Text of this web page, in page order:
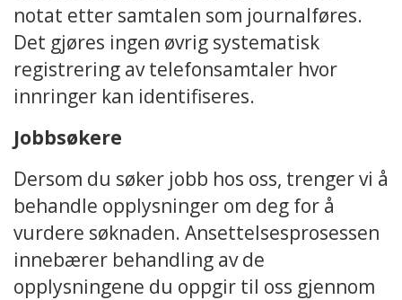
notat etter samtalen som journalføres.
Det gjøres ingen øvrig systematisk
registrering av telefonsamtaler hvor
innringer kan identifiseres.
Jobbsøkere
Dersom du søker jobb hos oss, trenger vi å
behandle opplysninger om deg for å
vurdere søknaden. Ansettelsesprosessen
innebærer behandling av de
opplysningene du oppgir til oss gjennom